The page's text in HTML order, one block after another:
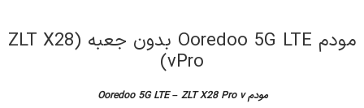
مودم Ooredoo 5G LTE بدون جعبه (ZLT X28
vPro)
مودم Ooredoo 5G LTE –ZLT X28 Pro v